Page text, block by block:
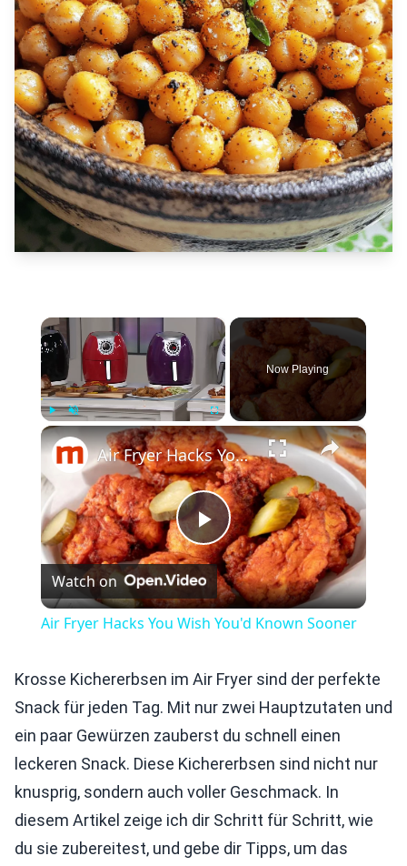
×
Play Fullscreen
Now Playing
×
Play
Video
Air Fryer Hacks You Wish You'd Known Sooner
Watch on
Air Fryer Hacks You Wish You'd Known Sooner
Krosse Kichererbsen im Air Fryer sind der perfekte
Snack für jeden Tag. Mit nur zwei Hauptzutaten und
ein paar Gewürzen zauberst du schnell einen
leckeren Snack. Diese Kichererbsen sind nicht nur
knusprig, sondern auch voller Geschmack. In
diesem Artikel zeige ich dir Schritt für Schritt, wie
du sie zubereitest, und gebe dir Tipps, um das